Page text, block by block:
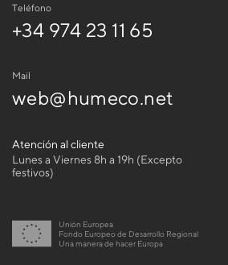
Teléfono
+34 974 23 11 65
Mail
web@humeco.net
Atención al cliente
Lunes a Viernes 8h a 19h (Excepto
festivos)
Unión Europea
Fondo Europeo de Desarrollo Regional
Una manera de hacer Europa